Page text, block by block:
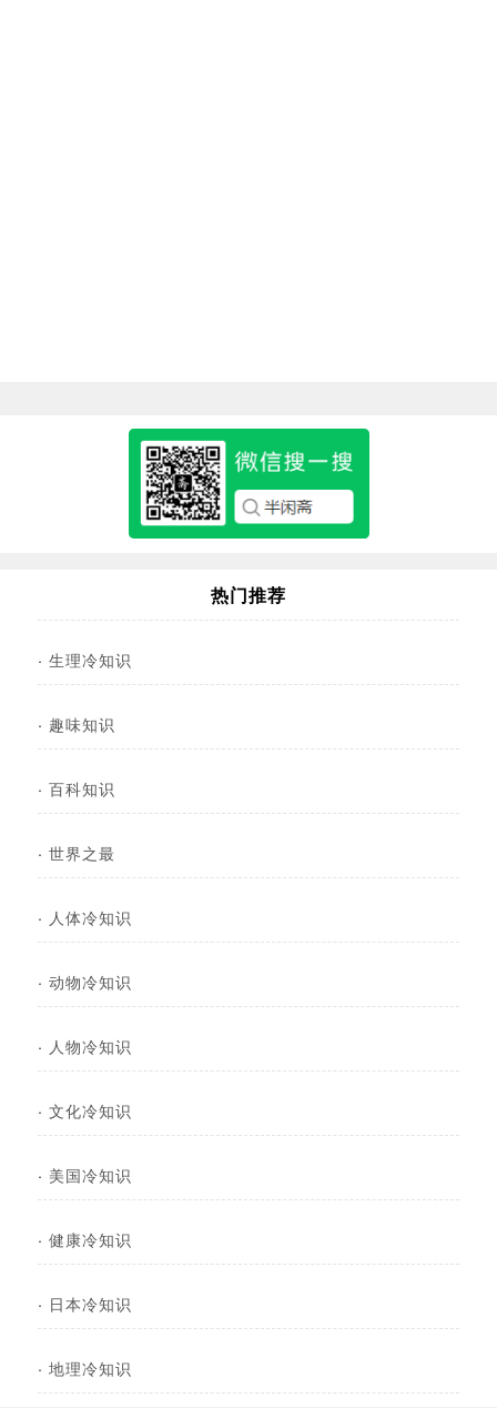
热门推荐
· 生理冷知识
· 趣味知识
· 百科知识
· 世界之最
· 人体冷知识
· 动物冷知识
· 人物冷知识
· 文化冷知识
· 美国冷知识
· 健康冷知识
· 日本冷知识
· 地理冷知识